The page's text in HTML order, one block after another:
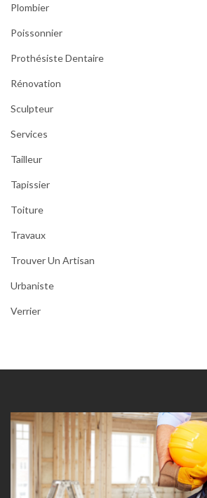
Plombier
Poissonnier
Prothésiste Dentaire
Rénovation
Sculpteur
Services
Tailleur
Tapissier
Toiture
Travaux
Trouver Un Artisan
Urbaniste
Verrier